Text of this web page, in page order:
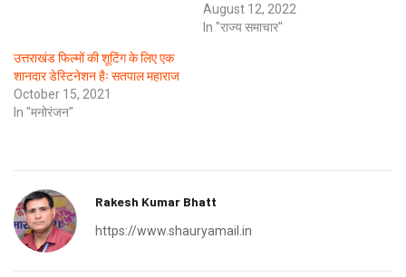
August 12, 2022
In "राज्य समाचार"
उत्तराखंड फिल्मों की शूटिंग के लिए एक
शानदार डेस्टिनेशन हैः सतपाल महाराज
October 15, 2021
In "मनोरंजन"
Rakesh Kumar Bhatt
https://www.shauryamail.in